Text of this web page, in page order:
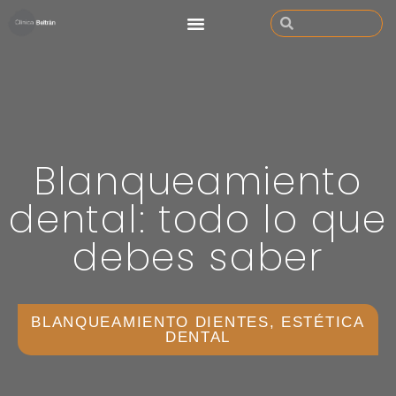
Blanqueamiento
dental: todo lo que
debes saber
BLANQUEAMIENTO DIENTES,
ESTÉTICA
DENTAL